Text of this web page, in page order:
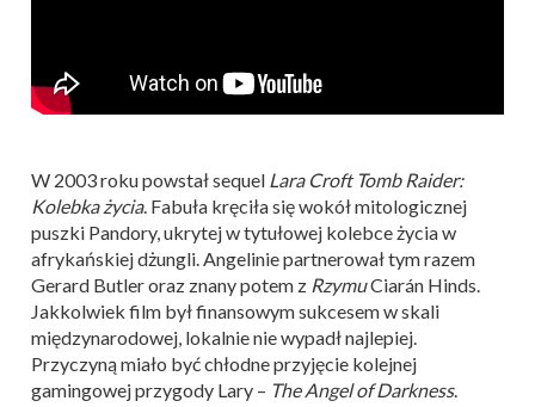
W 2003 roku powstał sequel Lara Croft Tomb Raider:
Kolebka życia. Fabuła kręciła się wokół mitologicznej
puszki Pandory, ukrytej w tytułowej kolebce życia w
afrykańskiej dżungli. Angelinie partnerował tym razem
Gerard Butler oraz znany potem z RzymuCiarán Hinds.
Jakkolwiek film był finansowym sukcesem w skali
międzynarodowej, lokalnie nie wypadł najlepiej.
Przyczyną miało być chłodne przyjęcie kolejnej
gamingowej przygody Lary – The Angel of Darkness.